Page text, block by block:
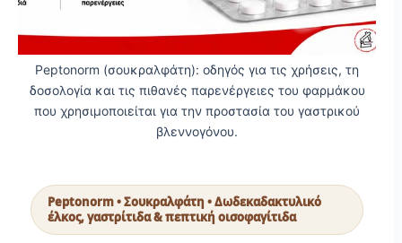
Peptonorm (σουκραλφάτη): οδηγός για τις χρήσεις, τη
δοσολογία και τις πιθανές παρενέργειες του φαρμάκου
που χρησιμοποιείται για την προστασία του γαστρικού
βλεννογόνου.
Peptonorm • Σουκραλφάτη • Δωδεκαδακτυλικό
έλκος, γαστρίτιδα & πεπτική οισοφαγίτιδα